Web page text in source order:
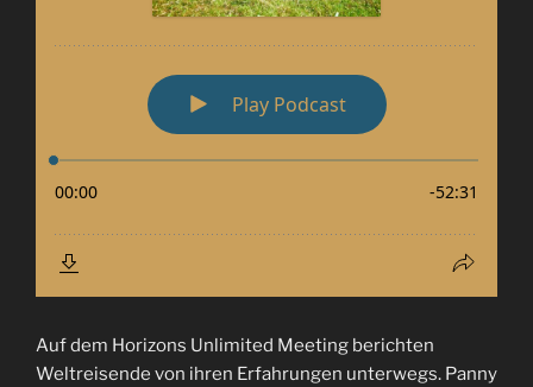
Auf dem Horizons Unlimited Meeting berichten
Weltreisende von ihren Erfahrungen unterwegs. Panny